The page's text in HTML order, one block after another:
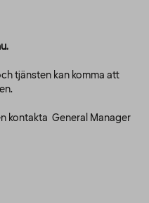
tjänsten kan komma att
kontakta General Manager